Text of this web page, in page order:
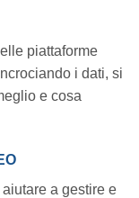
piattaforme
i dati, si
e cosa
a gestire e